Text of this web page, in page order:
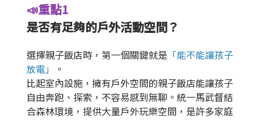
📣重點1
是否有足夠的戶外活動空間？
選擇親子飯店時，第一個關鍵就是 「能不能讓孩子
放電」
。
比起室內設施，擁有戶外空間的親子飯店能讓孩子
自由奔跑、探索，不容易感到無聊。統一馬武督結
合森林環境，提供大量戶外玩樂空間，是許多家庭